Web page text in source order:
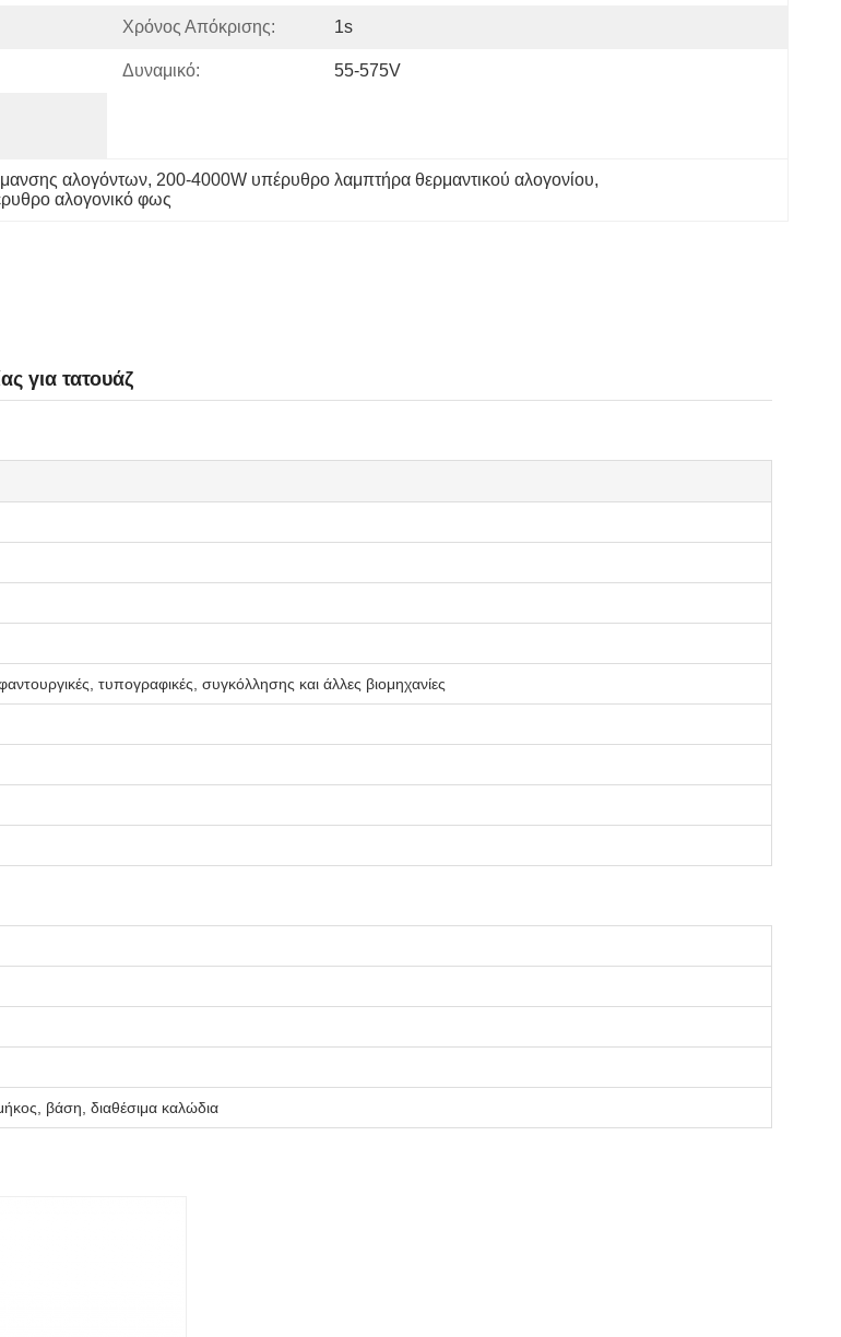
Χρόνος Απόκρισης: 1s
Δυναμικό: 55-575V
αλογόντων, 200-4000W υπέρυθρο λαμπτήρα θερμαντικού αλογονίου,
αλογονικό φως
για τατουάζ
τυπογραφικές, συγκόλλησης και άλλες βιομηχανίες
βάση, διαθέσιμα καλώδια